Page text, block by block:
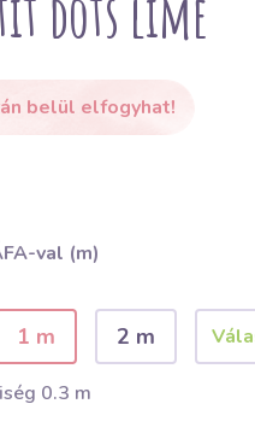
dots lime
belül elfogyhat!
val (m)
1 m 2 m
0.3 m